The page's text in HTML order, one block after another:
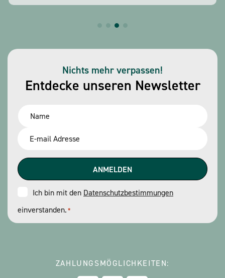
Entdecke unseren Newsletter
Nichts mehr verpassen!
Consent
*
Ich bin mit den Datenschutzbestimmungen
einverstanden.*
ZAHLUNGSMÖGLICHKEITEN: